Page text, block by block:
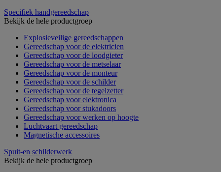
Specifiek handgereedschap
Bekijk de hele productgroep
Explosieveilige gereedschappen
Gereedschap voor de elektricien
Gereedschap voor de loodgieter
Gereedschap voor de metselaar
Gereedschap voor de monteur
Gereedschap voor de schilder
Gereedschap voor de tegelzetter
Gereedschap voor elektronica
Gereedschap voor stukadoors
Gereedschap voor werken op hoogte
Luchtvaart gereedschap
Magnetische accessoires
Spuit-en schilderwerk
Bekijk de hele productgroep